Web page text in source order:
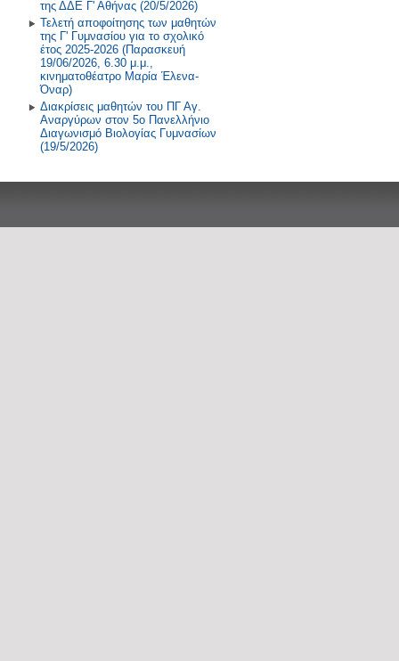
της ΔΔΕ Γ' Αθήνας (20/5/2026)
Τελετή αποφοίτησης των μαθητών
της Γ' Γυμνασίου για το σχολικό
έτος 2025-2026 (Παρασκευή
19/06/2026, 6.30 μ.μ.,
κινηματοθέατρο Μαρία Έλενα-
Όναρ)
Διακρίσεις μαθητών του ΠΓ Αγ.
Αναργύρων στον 5ο Πανελλήνιο
Διαγωνισμό Βιολογίας Γυμνασίων
(19/5/2026)